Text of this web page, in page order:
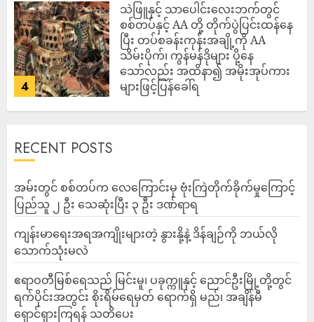
4
သဲဖြူနှင့် သာပေါင်းလေးဘက်တွင်
စစ်တပ်နှင့် AA တို့ တိုက်ပွဲပြင်းထန်‌နေ
ပြီး တပ်စခန်းကုန်းအချို့ကို AA
သိမ်းပိုက်၊ ကွန်မန်ဒိုများ ပို့နေ
သော်လည်း အထိနာ၍ အမိုးအုပ်ကား
များဖြင့်ပြန်ခေါ်ရ
RECENT POSTS
‎အမ်းတွင် စစ်တပ်က လေကြောင်းမှ ဗုံးကြဲတိုက်ခိုက်မှုကြောင့်
ပြည်သူ ၂ ဦး သေဆုံးပြီး ၃ ဦး ဒဏ်ရာရ
ကျန်းမာရေးအရအကျိုးများတဲ့ နွားနို့နဲ့ ဒိန်ချဉ်ကို ဘယ်လို
သောက်သုံးမလဲ
ဧရာဝတီမြစ်ရေသည် မြင်းမူ၊ ပခုက္ကူနှင့် ညောင်ဦးမြို့တို့တွင်
ရက်ပိုင်းအတွင်း စိုးရိမ်ရေမှတ် ရောက်ရှိ မည်၊ အချိန်မီ
ရှောင်ရှားကြရန် သတိပေး